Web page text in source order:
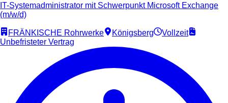
IT-Systemadministrator mit Schwerpunkt Microsoft Exchange
(m/w/d)
FRÄNKISCHE Rohrwerke Königsberg
Vollzeit
Unbefristeter Vertrag